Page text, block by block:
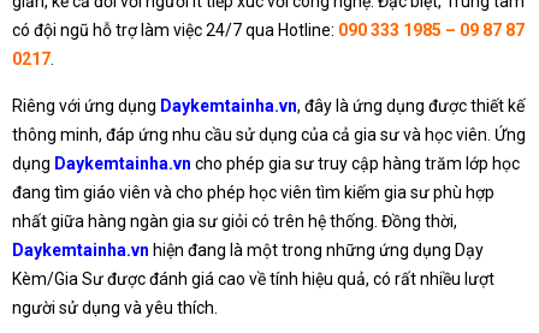
có đội ngũ hỗ trợ làm việc 24/7 qua Hotline: 090 333 1985 – 09 87 87
0217
Riêng với ứng dụng Daykemtainha.vn, đây là ứng dụng được thiết kế
thông minh, đáp ứng nhu cầu sử dụng của cả gia sư và học viên. Ứng
dụng Daykemtainha.vn cho phép gia sư truy cập hàng trăm lớp học
đang tìm giáo viên và cho phép học viên tìm kiếm gia sư phù hợp
nhất giữa hàng ngàn gia sư giỏi có trên hệ thống. Đồng thời,
Daykemtainha.vn hiện đang là một trong những ứng dụng Dạy
Kèm/Gia Sư được đánh giá cao về tính hiệu quả, có rất nhiều lượt
người sử dụng và yêu thích.